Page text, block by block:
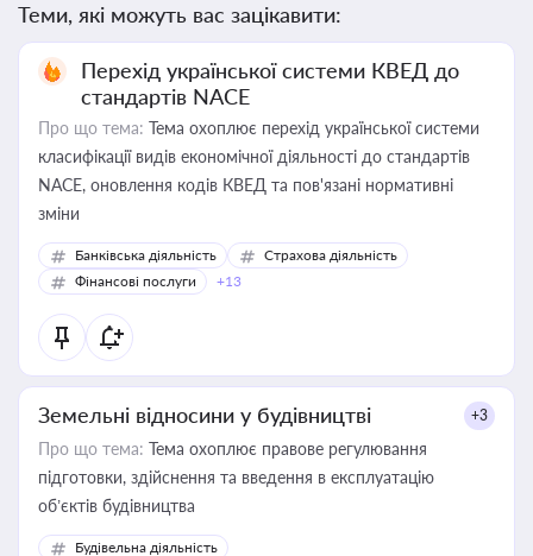
Теми, які можуть вас зацікавити:
Перехід української системи КВЕД до
стандартів NACE
Про що тема: Тема охоплює перехід української системи
класифікації видів економічної діяльності до стандартів
NACE, оновлення кодів КВЕД та пов'язані нормативні
зміни
Банківська діяльність
Страхова діяльність
Фінансові послуги
+13
Земельні відносини у будівництві +3
Про що тема: Тема охоплює правове регулювання
підготовки, здійснення та введення в експлуатацію
об’єктів будівництва
Будівельна діяльність